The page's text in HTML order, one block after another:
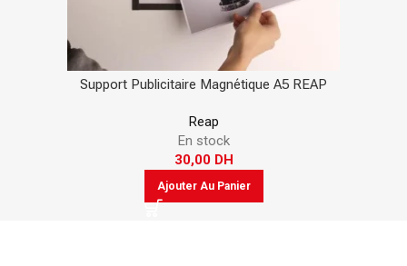
Support Publicitaire Magnétique A5 REAP
Reap
En stock
30,00 DH
Ajouter Au Panier